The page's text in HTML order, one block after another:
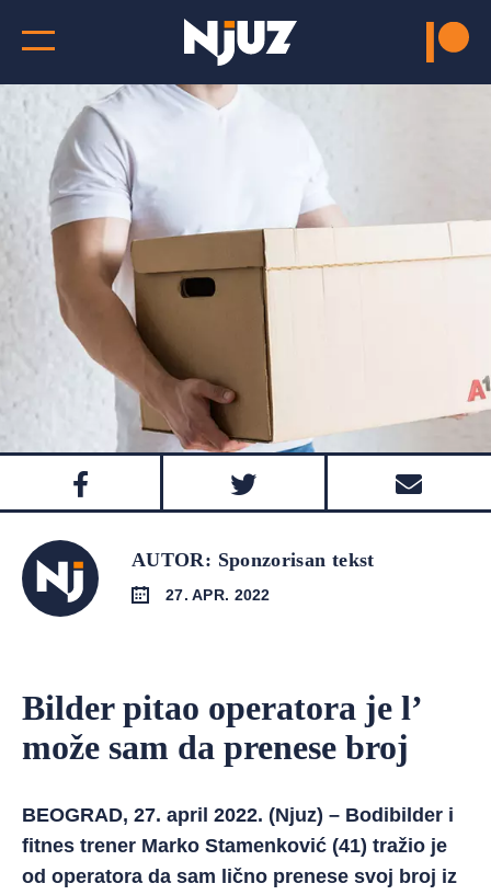
AUTOR: Sponzorisan tekst
27. APR. 2022
Bilder pitao operatora je l’
može sam da prenese broj
BEOGRAD, 27. april 2022. (Njuz) – Bodibilder i
fitnes trener Marko Stamenković (41) tražio je
od operatora da sam lično prenese svoj broj iz